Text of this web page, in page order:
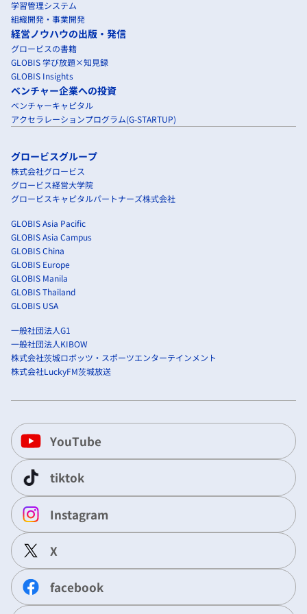
学習管理システム
組織開発・事業開発
経営ノウハウの出版・発信
グロービスの書籍
GLOBIS 学び放題×知見録
GLOBIS Insights
ベンチャー企業への投資
ベンチャーキャピタル
アクセラレーションプログラム(G-STARTUP)
グロービスグループ
株式会社グロービス
グロービス経営大学院
グロービスキャピタルパートナーズ株式会社
GLOBIS Asia Pacific
GLOBIS Asia Campus
GLOBIS China
GLOBIS Europe
GLOBIS Manila
GLOBIS Thailand
GLOBIS USA
一般社団法人G1
一般社団法人KIBOW
株式会社茨城ロボッツ・スポーツエンターテインメント
株式会社LuckyFM茨城放送
YouTube
tiktok
Instagram
X
facebook